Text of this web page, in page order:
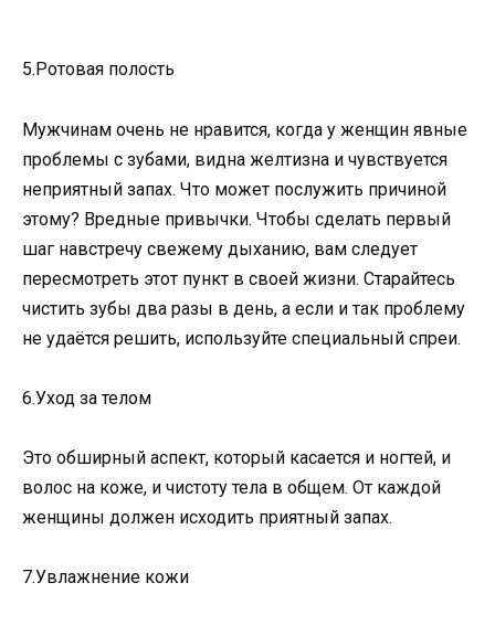
5.Ротовая полость
Мужчинам очень не нравится, когда у женщин явные
проблемы с зубами, видна желтизна и чувствуется
неприятный запах. Что может послужить причиной
этому? Вредные привычки. Чтобы сделать первый
шаг навстречу свежему дыханию, вам следует
пересмотреть этот пункт в своей жизни. Старайтесь
чистить зубы два разы в день, а если и так проблему
не удаётся решить, используйте специальный спреи.
6.Уход за телом
Это обширный аспект, который касается и ногтей, и
волос на коже, и чистоту тела в общем. От каждой
женщины должен исходить приятный запах.
7.Увлажнение кожи